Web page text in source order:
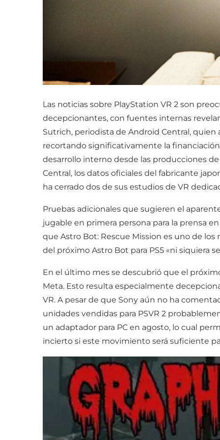
Las noticias sobre PlayStation VR 2 son
decepcionantes, con fuentes internas
Sutrich, periodista de Android Central,
recortando significativamente la financiación
desarrollo interno desde las producciones
Central, los datos oficiales del fabricante
ha cerrado dos de sus estudios de VR
Pruebas adicionales que sugieren el
jugable en primera persona para la prensa
que Astro Bot: Rescue Mission es uno de
del próximo Astro Bot para PS5 «ni siquiera
En el último mes se descubrió que el
Meta. Esto resulta especialmente
VR. A pesar de que Sony aún no ha
unidades vendidas para PSVR 2
un adaptador para PC en agosto, lo cual
incierto si este movimiento será suficiente